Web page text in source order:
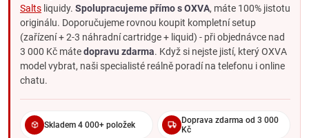
ECO REŽIM
Nižší výkon
Jemnější chuť
Maximální výdrž (až 10 dní)
Pro MTL a šetrné vapování
Salts liquidy. Spolupracujeme přímo s OXVA, máte 100% jistotu
originálu. Doporučujeme rovnou koupit kompletní setup
(zařízení + 2-3 náhradní cartridge + liquid) - při objednávce nad
3 000 Kč mátedopravu zdarma. Když si nejste jistí, který OXVA
model vybrat, naši specialisté reálně poradí na telefonu i online
chatu.
Skladem 4 000+ položek
Doprava zdarma od 3 000
Kč